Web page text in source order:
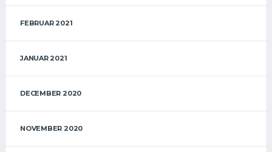
FEBRUAR 2021
JANUAR 2021
DECEMBER 2020
NOVEMBER 2020